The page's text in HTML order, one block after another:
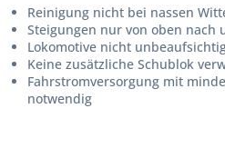
Reinigung nicht bei nassen
Steigungen nur von oben nach
Lokomotive nicht
Keine zusätzliche Schublok
Fahrstromversorgung mit
notwendig